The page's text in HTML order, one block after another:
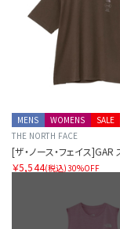
SALE
MENS
WOMENS
THE NORTH FACE
￥5,544(税込)30%OFF